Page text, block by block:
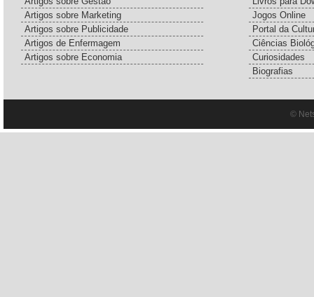
Artigos sobre Marketing
Artigos sobre Publicidade
Artigos de Enfermagem
Artigos sobre Economia
Jogos Online
Portal da
Ciências
Curiosidades
Biografias
©